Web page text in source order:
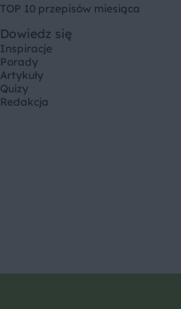
TOP 10 przepisów miesiąca
Dowiedz się
Inspiracje
Porady
Artykuły
Quizy
Redakcja